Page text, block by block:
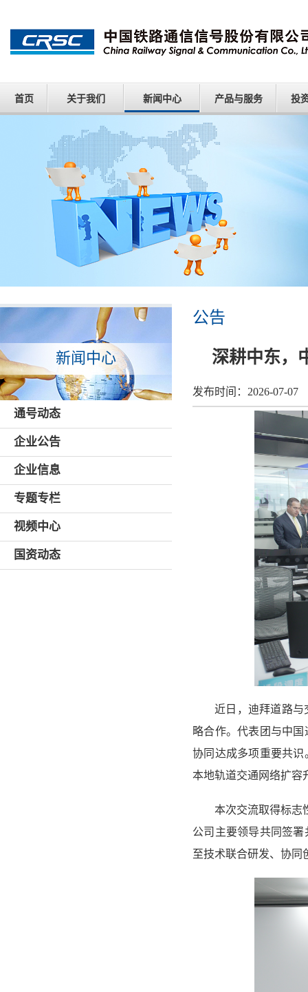
首页 关于我们 新闻中心 产品与服务 投
新闻中心
通号动态
企业公告
企业信息
专题专栏
视频中心
国资动态
公告
深耕中东，
发布时间： 2026-07-07
近日，迪拜道路与
略合作。代表团与中
协同达成多项重要共
本地轨道交通网络扩容
本次交流取得标志
公司主要领导共同签
至技术联合研发、协同